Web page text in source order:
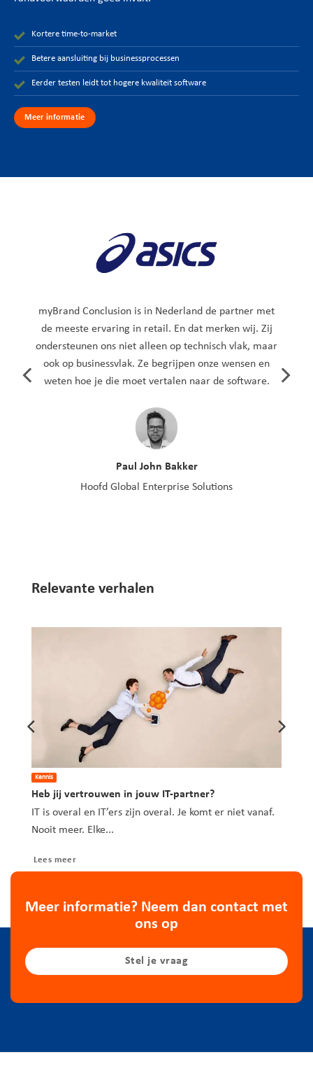
Kortere time-to-market
Betere aansluiting bij businessprocessen
Eerder testen leidt tot hogere kwaliteit software
Meer informatie
myBrand Conclusion is in Nederland de partner met
de meeste ervaring in retail. En dat merken wij. Zij
ondersteunen ons niet alleen op technisch vlak, maar
ook op businessvlak. Ze begrijpen onze wensen en
weten hoe je die moet vertalen naar de software.
Paul John Bakker
Hoofd Global Enterprise Solutions
Relevante verhalen
Kennis
Heb jij vertrouwen in jouw IT-partner?
IT is overal en IT’ers zijn overal. Je komt er niet vanaf.
Nooit meer. Elke...
Lees meer
Meer informatie? Neem dan contact met
ons op
Stel je vraag